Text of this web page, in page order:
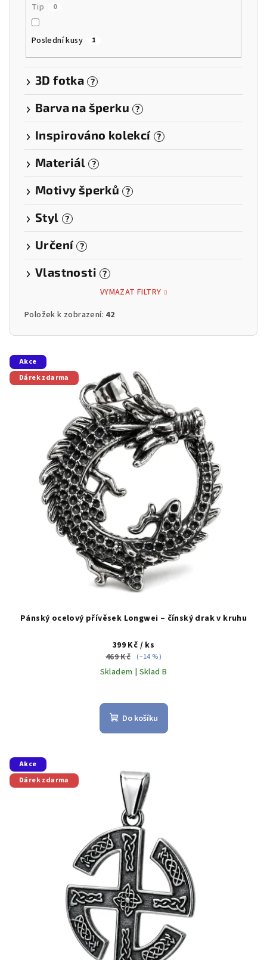
Tip 0
Poslední kusy 1
3D fotka ?
Barva na šperku ?
Inspirováno kolekcí ?
Materiál ?
Motivy šperků ?
Styl ?
Určení ?
Vlastnosti ?
VYMAZAT FILTRY
Položek k zobrazení: 42
V
ý
p
Akce
Dárek zdarma
Pánský ocelový přívěsek Longwei – čínský drak v kruhu
399 Kč / ks
469 Kč (–14 %)
Skladem | Sklad B
Do košíku
Akce
Dárek zdarma